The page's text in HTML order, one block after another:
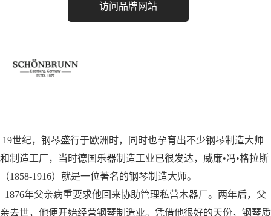
访问品牌网站
19世纪，钢琴盛行于欧洲时，同时也孕育出不少钢琴制造大师
和制造工厂，当时德国乐器制造工业已很发达，威廉•冯•格拉斯
（1858-1916）就是一位著名的钢琴制造大师。
1876年父亲病重要求他回来协助管理私营木器厂。两年后，父
亲去世，他便开始经营钢琴制造业。凭借他很好的天份，钢琴质